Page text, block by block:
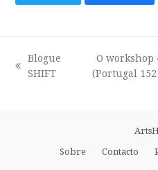
previous
Blogue
SHIFT
next
O workshop
(Portugal
Sobre
Contacto